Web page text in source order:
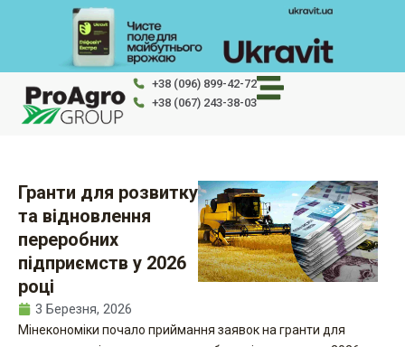
+38 (096) 899-42-72
+38 (067) 243-38-03
Гранти для розвитку
та відновлення
переробних
підприємств у 2026
році
3 Березня, 2026
Мінекономіки почало приймання заявок на гранти для